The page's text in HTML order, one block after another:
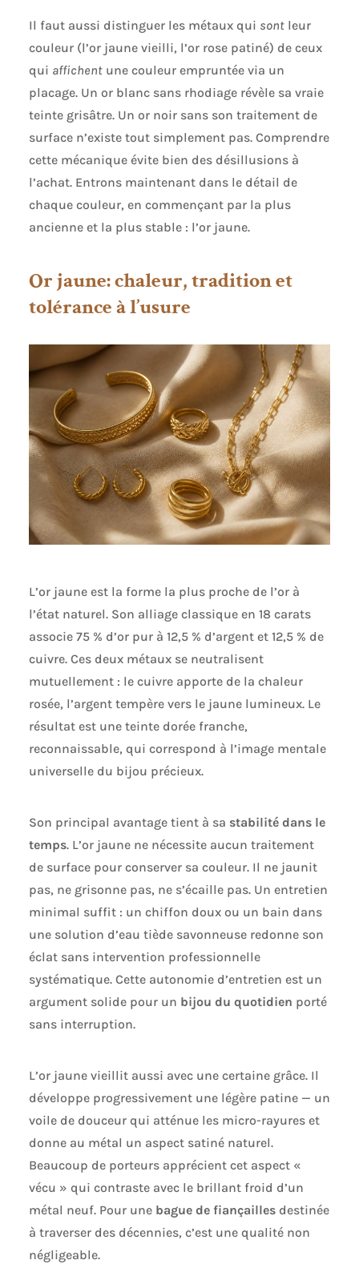
Il faut aussi distinguer les métaux qui sontleur
couleur (l’or jaune vieilli, l’or rose patiné) de ceux
qui affichentune couleur empruntée via un
placage. Un or blanc sans rhodiage révèle sa vraie
teinte grisâtre. Un or noir sans son traitement de
surface n’existe tout simplement pas. Comprendre
cette mécanique évite bien des désillusions à
l’achat. Entrons maintenant dans le détail de
chaque couleur, en commençant par la plus
ancienne et la plus stable : l’or jaune.
Or jaune: chaleur, tradition et
tolérance à l’usure
L’or jaune est la forme la plus proche de l’or à
l’état naturel. Son alliage classique en 18 carats
associe 75 % d’or pur à 12,5 % d’argent et 12,5 % de
cuivre. Ces deux métaux se neutralisent
mutuellement : le cuivre apporte de la chaleur
rosée, l’argent tempère vers le jaune lumineux. Le
résultat est une teinte dorée franche,
reconnaissable, qui correspond à l’image mentale
universelle du bijou précieux.
Son principal avantage tient à sa stabilité dans le
temps. L’or jaune ne nécessite aucun traitement
de surface pour conserver sa couleur. Il ne jaunit
pas, ne grisonne pas, ne s’écaille pas. Un entretien
minimal suffit : un chiffon doux ou un bain dans
une solution d’eau tiède savonneuse redonne son
éclat sans intervention professionnelle
systématique. Cette autonomie d’entretien est un
argument solide pour un bijou du quotidien porté
sans interruption.
L’or jaune vieillit aussi avec une certaine grâce. Il
développe progressivement une légère patine — un
voile de douceur qui atténue les micro-rayures et
donne au métal un aspect satiné naturel.
Beaucoup de porteurs apprécient cet aspect «
vécu » qui contraste avec le brillant froid d’un
métal neuf. Pour une bague de fiançaillesdestinée
à traverser des décennies, c’est une qualité non
négligeable.